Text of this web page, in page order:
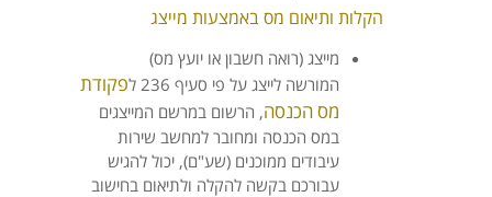
הקלות ותיאום מס באמצעות מייצג
מייצג (רואה חשבון או יועץ מס)
המורשה לייצג על פי סעיף 236 ל
פקודת
מס הכנסה, הרשום במרשם המייצגים
במס הכנסה ומחובר למחשב שירות
עיבודים ממוכנים (שע"ם), יכול להגיש
עבורכם בקשה להקלה ולתיאום בחישוב